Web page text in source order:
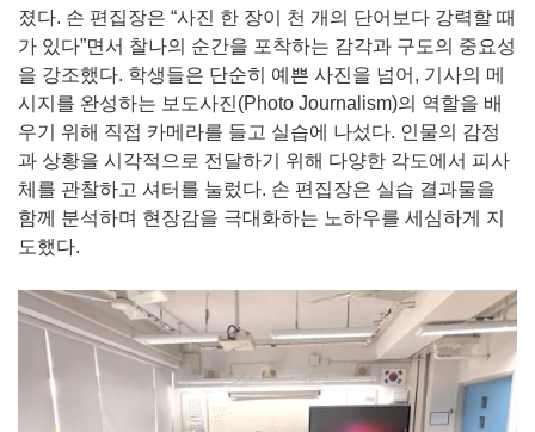
졌다. 손 편집장은 “사진 한 장이 천 개의 단어보다 강력할 때
가 있다”면서 찰나의 순간을 포착하는 감각과 구도의 중요성
을 강조했다. 학생들은 단순히 예쁜 사진을 넘어, 기사의 메
시지를 완성하는 보도사진(Photo Journalism)의 역할을 배
우기 위해 직접 카메라를 들고 실습에 나섰다. 인물의 감정
과 상황을 시각적으로 전달하기 위해 다양한 각도에서 피사
체를 관찰하고 셔터를 눌렀다. 손 편집장은 실습 결과물을
함께 분석하며 현장감을 극대화하는 노하우를 세심하게 지
도했다.